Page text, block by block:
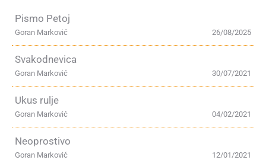
Pismo Petoj
26/08/2025
Goran Marković
Svakodnevica
30/07/2021
Goran Marković
Ukus rulje
04/02/2021
Goran Marković
Neoprostivo
12/01/2021
Goran Marković